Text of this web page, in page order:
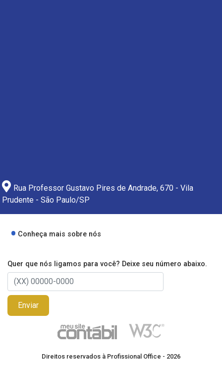
Rua Professor Gustavo Pires de Andrade, 670 - Vila
Prudente - São Paulo/SP
Conheça mais sobre nós
Quer que nós ligamos para você? Deixe seu número abaixo.
Enviar
Direitos reservados à Profissional Office - 2026